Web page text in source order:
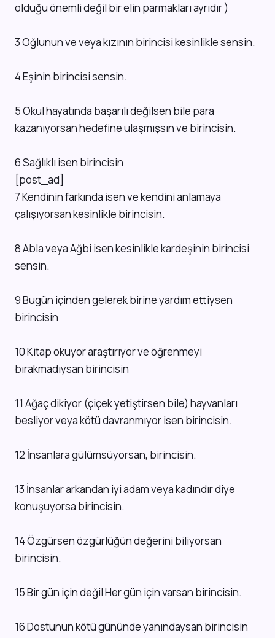
olduğu önemli değil bir elin parmakları ayrıdır )
3 Oğlunun ve veya kızının birincisi kesinlikle sensin.
4 Eşinin birincisi sensin.
5 Okul hayatında başarılı değilsen bile para
kazanıyorsan hedefine ulaşmışsın ve birincisin.
6 Sağlıklı isen birincisin
[post_ad]
7 Kendinin farkında isen ve kendini anlamaya
çalışıyorsan kesinlikle birincisin.
8 Abla veya Ağbi isen kesinlikle kardeşinin birincisi
sensin.
9 Bugün içinden gelerek birine yardım ettiysen
birincisin
10 Kitap okuyor araştırıyor ve öğrenmeyi
bırakmadıysan birincisin
11 Ağaç dikiyor (çiçek yetiştirsen bile) hayvanları
besliyor veya kötü davranmıyor isen birincisin.
12 İnsanlara gülümsüyorsan, birincisin.
13 İnsanlar arkandan iyi adam veya kadındır diye
konuşuyorsa birincisin.
14 Özgürsen özgürlüğün değerini biliyorsan
birincisin.
15 Bir gün için değil Her gün için varsan birincisin.
16 Dostunun kötü gününde yanındaysan birincisin